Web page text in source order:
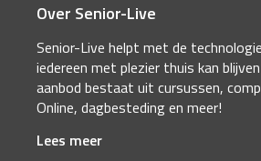
Over Senior-Live
Senior-Live helpt met de
iedereen met plezier thuis kan
aanbod bestaat uit cursussen,
Online, dagbesteding en meer!
Lees meer